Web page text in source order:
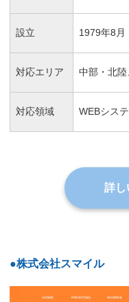
設立 1979年8月
対応エリア 中部・北
対応領域 WEBシス
詳し
●株式会社スマイル